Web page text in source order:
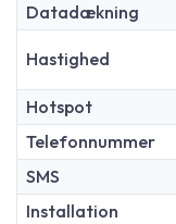
Datadækning
Hastighed
Hotspot
Telefonnummer
SMS
Installation